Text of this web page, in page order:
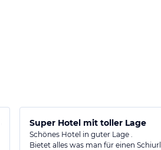
Super Hotel mit toller Lage
Schönes Hotel in guter Lage .
Bietet alles was man für einen